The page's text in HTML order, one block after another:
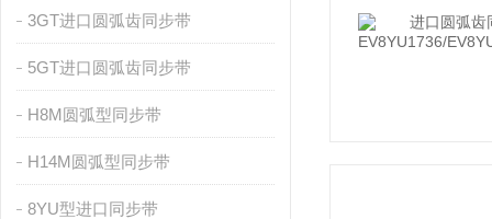
3GT进口圆弧齿同步带
5GT进口圆弧齿同步带
H8M圆弧型同步带
H14M圆弧型同步带
8YU型进口同步带